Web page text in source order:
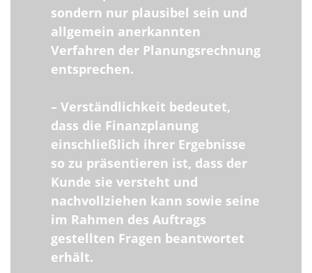
sondern nur plausibel sein und
allgemein anerkannten
Verfahren der Planungsrechnung
entsprechen.
– Verständlichkeit bedeutet,
dass die Finanzplanung
einschließlich ihrer Ergebnisse
so zu präsentieren ist, dass der
Kunde sie versteht und
nachvollziehen kann sowie seine
im Rahmen des Auftrags
gestellten Fragen beantwortet
erhält.